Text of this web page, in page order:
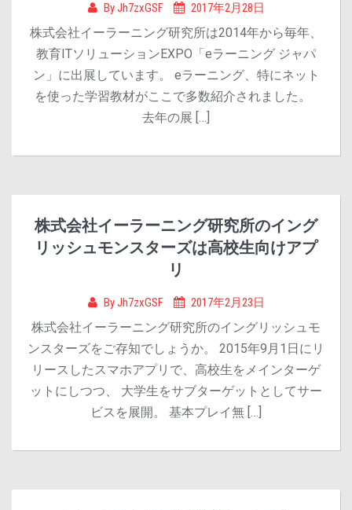
ByJh7zxGSF 2017年2月28日
株式会社イーラーニング研究所は2014年から毎年、
教育ITソリューションEXPO「eラーニング ジャパ
ン」に出展しています。 eラーニング、特にネット
を使った学習教材がここで多数紹介されました。
去年の展 […]
株式会社イーラーニング研究所のイング
リッシュモンスターズは高校生向けアプ
リ
ByJh7zxGSF 2017年2月23日
株式会社イーラーニング研究所のイングリッシュモ
ンスターズをご存知でしょうか。 2015年9月1日にリ
リースしたスマホアプリで、高校生をメインターゲ
ットにしつつ、 大学生をサブターゲットとしてサー
ビスを展開。 基本プレイ無 […]